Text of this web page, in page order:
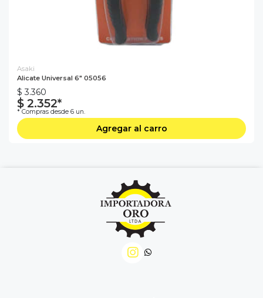
Asaki
Alicate Universal 6" 05056
$ 3.360
$ 2.352*
* Compras desde 6 un.
Agregar al carro